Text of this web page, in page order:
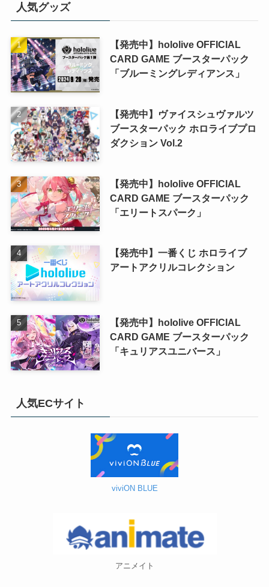
人気グッズ
【発売中】hololive OFFICIAL
CARD GAME ブースターパック
「ブルーミングレディアンス」
【発売中】ヴァイスシュヴァルツ
ブースターパック ホロライブプロ
ダクション Vol.2
【発売中】hololive OFFICIAL
CARD GAME ブースターパック
「エリートスパーク」
【発売中】一番くじ ホロライブ
アートアクリルコレクション
【発売中】hololive OFFICIAL
CARD GAME ブースターパック
「キュリアスユニバース」
人気ECサイト
viviON BLUE
アニメイト